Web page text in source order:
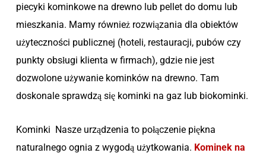
piecyki kominkowe na drewno lub pellet do domu lub
mieszkania. Mamy również rozwiązania dla obiektów
użyteczności publicznej (hoteli, restauracji, pubów czy
punkty obsługi klienta w firmach), gdzie nie jest
dozwolone używanie kominków na drewno. Tam
doskonale sprawdzą się kominki na gaz lub biokominki.
Kominki Nasze urządzenia to połączenie piękna
naturalnego ognia z wygodą użytkowania. Kominek na